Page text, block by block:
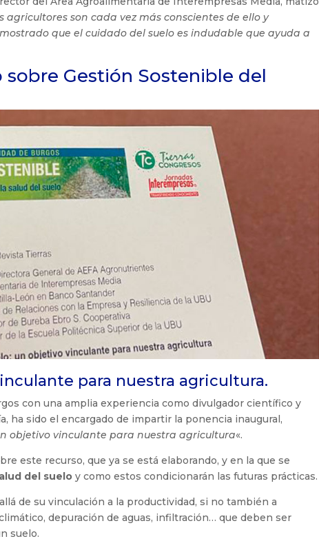
agricultores son cada vez más conscientes de ello y
que el cuidado del suelo es indudable que ayuda a
sobre Gestión Sostenible del
para nuestra agricultura.
con una amplia experiencia como divulgador científico y
ha sido el encargado de impartir la ponencia inaugural,
objetivo vinculante para nuestra agricultura«.
este recurso, que ya se está elaborando, y en la que se
del suelo y como estos condicionarán las futuras prácticas.
de su vinculación a la productividad, si no también a
depuración de aguas, infiltración… que deben ser
suelo.